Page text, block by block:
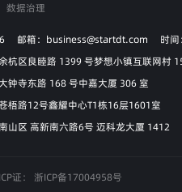
数据治理
邮箱：business@startdt.com 时间
杭区良睦路 1399 号梦想小镇互联网村
钟寺东路 168 号中嘉大厦 306 室
梧路12号鑫耀中心T1栋16层1601室
山区 高新南六路6号 迈科龙大厦 1412
证： 浙ICP备17004958号